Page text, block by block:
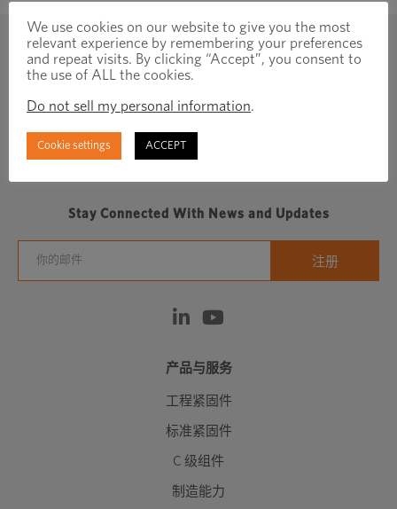
Regionally focused, globally connected fastener
Stay Connected With News and Updates
产品与服务
工程紧固件
标准紧固件
C 级组件
制造能力
We use cookies on our website to give you the most
relevant experience by remembering your preferences
and repeat visits. By clicking “Accept”, you consent to
the use of ALL the cookies.
Do not sell my personal information.
Cookie settings ACCEPT